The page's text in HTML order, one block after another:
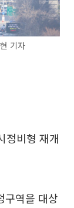
기자
정비형 재개
구역을 대상